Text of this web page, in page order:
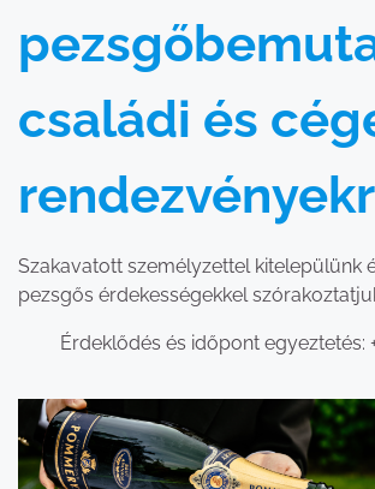
családi és
Szakavatott személyzettel kitelepülünk
pezsgős érdekességekkel
Érdeklődés és időpont egyeztetés: